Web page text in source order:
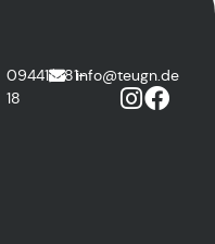
09441/681-
18
info@teugn.de